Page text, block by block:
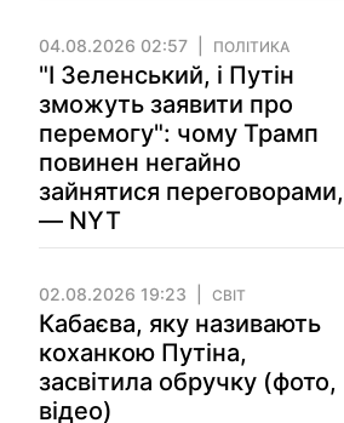
04.08.2026 02:57 ПОЛІТИКА
"І Зеленський, і Путін
зможуть заявити про
перемогу": чому Трамп
повинен негайно
зайнятися переговорами,
— NYT
02.08.2026 19:23 СВІТ
Кабаєва, яку називають
коханкою Путіна,
засвітила обручку (фото,
відео)